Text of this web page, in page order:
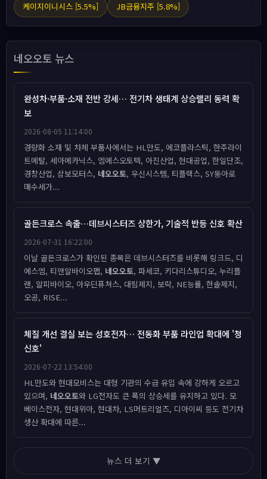
케이지이니시스 [5.5%]
JB금융지주 [5.8%]
네오오토 뉴스
완성차·부품·소재 전반 강세… 전기차 생태계 상승랠리 동력 확
보
2026-08-05 11:14:00
경량화 소재 및 차체 부품사에서는 HL만도, 에코플라스틱, 한주라이
트메탈, 세아메카닉스, 엠에스오토텍, 아진산업, 현대공업, 한일단조,
경창산업, 삼보모터스, 네오오토, 우신시스템, 티플랙스, SY동아로
매수세가...
골든크로스 속출…데브시스터즈 상한가, 기술적 반등 신호 확산
2026-07-31 16:22:00
이날 골든크로스가 확인된 종목은 데브시스터즈를 비롯해 링크드, 디
에스엠, 티앤알바이오팹, 네오오토, 파세코, 키다리스튜디오, 누리플
랜, 알피바이오, 아우딘퓨쳐스, 대림제지, 보락, NE능률, 한솔제지,
오공, RISE...
체질 개선 결실 보는 성호전자… 전동화 부품 라인업 확대에 '청
신호'
2026-07-22 13:54:00
HL만도와 현대모비스는 대형 기관의 수급 유입 속에 강하게 오르고
있으며, 네오오토와 LG전자도 큰 폭의 상승세를 유지하고 있다. 모
베이스전자, 현대위아, 현대차, LS머트리얼즈, 디아이씨 등도 전기차
생산 확대에 따른...
뉴스 더 보기 ▼